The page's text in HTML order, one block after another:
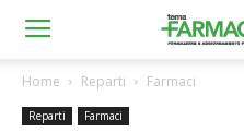
Home Reparti Farmaci
Reparti Farmaci